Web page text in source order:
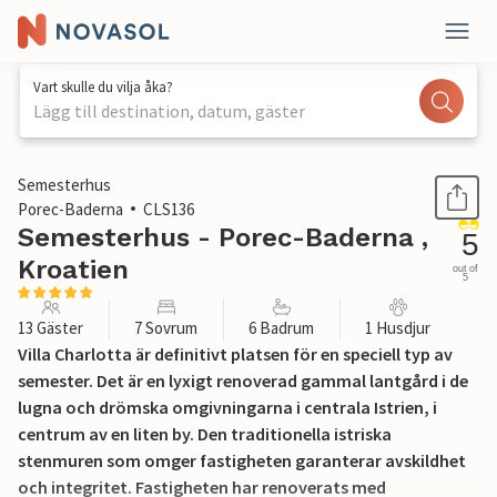
Vart skulle du vilja åka?
Lägg till destination, datum, gäster
1 / 61
Semesterhus
Porec-Baderna
CLS136
Semesterhus - Porec-Baderna ,
Kroatien
5
out of
5
13 Gäster 7 Sovrum 6 Badrum 1 Husdjur
Villa Charlotta är definitivt platsen för en speciell typ av
semester. Det är en lyxigt renoverad gammal lantgård i de
lugna och drömska omgivningarna i centrala Istrien, i
centrum av en liten by. Den traditionella istriska
stenmuren som omger fastigheten garanterar avskildhet
och integritet. Fastigheten har renoverats med